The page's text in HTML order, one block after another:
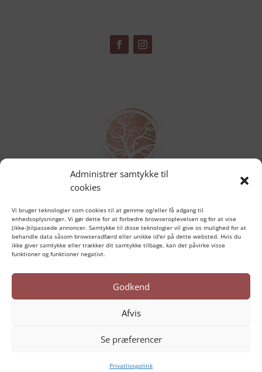
Administrer samtykke til
cookies
Vi bruger teknologier som cookies til at gemme og/eller få adgang til
enhedsoplysninger. Vi gør dette for at forbedre browseroplevelsen og for at vise
(ikke-)tilpassede annoncer. Samtykke til disse teknologier vil give os mulighed for at
behandle data såsom browseradfærd eller unikke id'er på dette websted. Hvis du
ikke giver samtykke eller trækker dit samtykke tilbage, kan det påvirke visse
funktioner og funktioner negativt.
Godkend
Afvis
Se præferencer
Privatlivspolitik

Sct. jørgensbakke 17,
Holstebro

MOBIL